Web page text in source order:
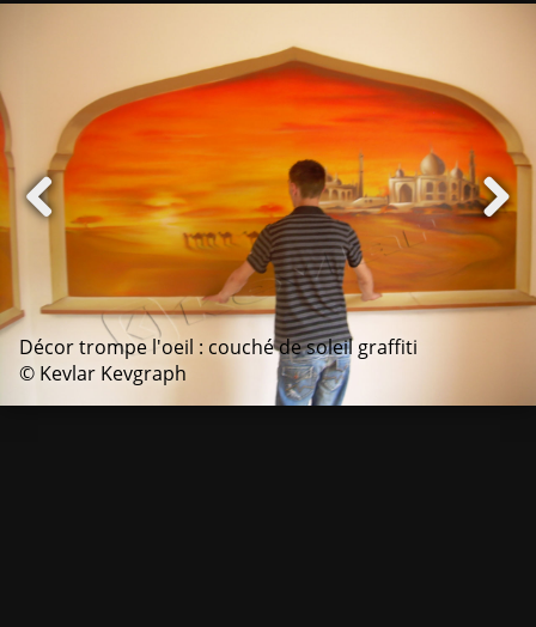
Décor trompe l'oeil : couché de soleil graffiti
© Kevlar Kevgraph